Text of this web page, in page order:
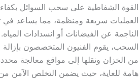
القوة الشفاطية على سحب السوائل
العمليات سريعة ومنظمة، مما يساعد في
الناجمة عن الفيضانات أو انسدادات
السحب، يقوم الفنيون المتخصصون بإزالة
من الخزان ونقلها إلى مواقع معالجة
هامة للغاية، حيث يضمن التخلص الآمن من